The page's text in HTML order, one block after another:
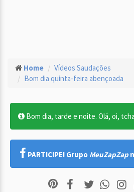
Home
Vídeos Saudações
Bom dia quinta-feira abençoada
Bom dia, tarde e noite. Olá, oi,
PARTICIPE! Grupo MeuZapZap